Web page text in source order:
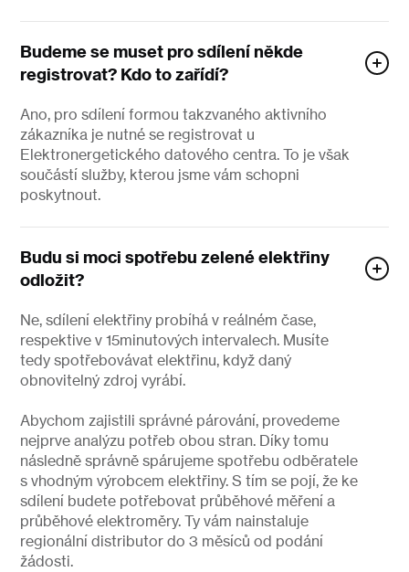
Budeme se muset pro sdílení někde
registrovat? Kdo to zařídí?
Ano, pro sdílení formou takzvaného aktivního
zákazníka je nutné se registrovat u
Elektronergetického datového centra. To je však
součástí služby, kterou jsme vám schopni
poskytnout.
Budu si moci spotřebu zelené elektřiny
odložit?
Ne, sdílení elektřiny probíhá v reálném čase,
respektive v 15minutových intervalech. Musíte
tedy spotřebovávat elektřinu, když daný
obnovitelný zdroj vyrábí.
Abychom zajistili správné párování, provedeme
nejprve analýzu potřeb obou stran. Díky tomu
následně správně spárujeme spotřebu odběratele
s vhodným výrobcem elektřiny. S tím se pojí, že ke
sdílení budete potřebovat průběhové měření a
průběhové elektroměry. Ty vám nainstaluje
regionální distributor do 3 měsíců od podání
žádosti.